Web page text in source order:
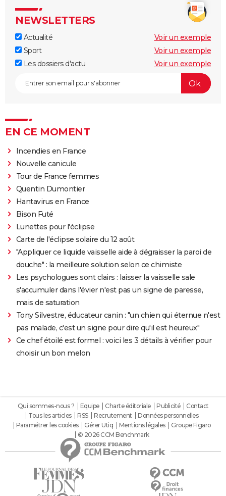
NEWSLETTERS
Actualité
Voir un exemple
Sport
Voir un exemple
Les dossiers d'actu
Voir un exemple
EN CE MOMENT
Incendies en France
Nouvelle canicule
Tour de France femmes
Quentin Dumontier
Hantavirus en France
Bison Futé
Lunettes pour l'éclipse
Carte de l'éclipse solaire du 12 août
"Appliquer ce liquide vaisselle aide à dégraisser la paroi de
douche" : la meilleure solution selon ce chimiste
Les psychologues sont clairs : laisser la vaisselle sale
s'accumuler dans l'évier n'est pas un signe de paresse,
mais de saturation
Tony Silvestre, éducateur canin : "un chien qui éternue n'est
pas malade, c'est un signe pour dire qu'il est heureux"
Ce chef étoilé est formel : voici les 3 détails à vérifier pour
choisir un bon melon
Qui sommes-nous ? Equipe Charte éditoriale Publicité
Contact
Tous les articles
RSS Recrutement
Données personnelles
Paramétrer les cookies
Gérer Utiq Mentions légales
Groupe Figaro
© 2026 CCM Benchmark